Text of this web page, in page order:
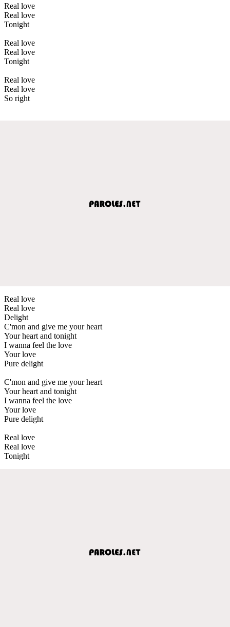
Real love
Real love
Tonight
Real love
Real love
Tonight
Real love
Real love
So right
Real love
Real love
Delight
C'mon and give me your heart
Your heart and tonight
I wanna feel the love
Your love
Pure delight
C'mon and give me your heart
Your heart and tonight
I wanna feel the love
Your love
Pure delight
Real love
Real love
Tonight